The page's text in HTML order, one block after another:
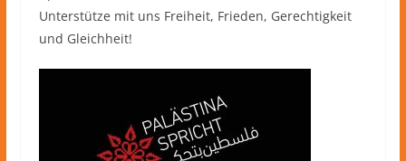
Unterstütze mit uns Freiheit, Frieden, Gerechtigkeit
und Gleichheit!